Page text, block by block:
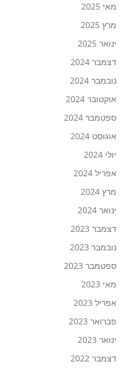
מאי 2025
מרץ 2025
ינואר 2025
דצמבר 2024
נובמבר 2024
אוקטובר 2024
ספטמבר 2024
אוגוסט 2024
יולי 2024
אפריל 2024
מרץ 2024
ינואר 2024
דצמבר 2023
נובמבר 2023
ספטמבר 2023
מאי 2023
אפריל 2023
פברואר 2023
ינואר 2023
דצמבר 2022